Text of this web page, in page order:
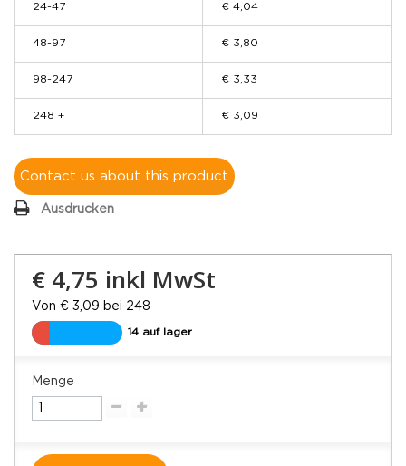
24-47 € 4,04
48-97 € 3,80
98-247 € 3,33
248 + € 3,09
Contact us about this product
Ausdrucken
€ 4,75 inkl MwSt
Von € 3,09 bei 248
14 auf lager
Menge